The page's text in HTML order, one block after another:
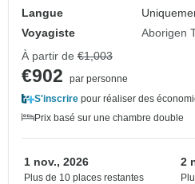
Langue
Voyagiste
Aborigen
À partir de €1,003
€902
par personne
S'inscrire pour réaliser des
Prix basé sur une chambre double
1 nov., 2026
Plus de 10 places restantes
2